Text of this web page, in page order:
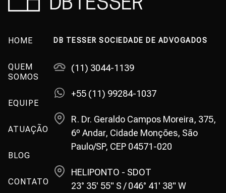
HOME
QUEM
SOMOS
EQUIPE
ATUAÇÃO
BLOG
CONTATO
DB TESSER SOCIEDADE DE ADVOGADOS
(11) 3044-1139
+55 (11) 99284-1037
R. Dr. Geraldo Campos Moreira, 375,
6º Andar, Cidade Monções, São
Paulo/SP, CEP 04571-020
HELIPONTO - SDOT
23° 35' 55" S / 046° 41' 38" W